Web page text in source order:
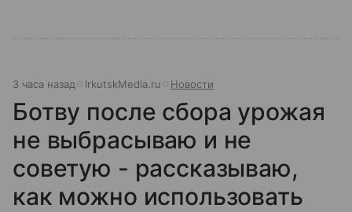
3 часа назад IrkutskMedia.ru Новости
Ботву после сбора урожая
не выбрасываю и не
советую - рассказываю,
как можно использовать